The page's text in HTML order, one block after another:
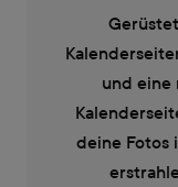
und eine
deine Fotos